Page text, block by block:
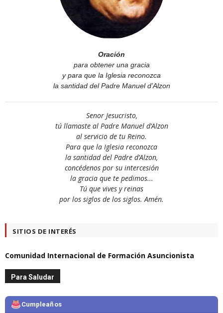
Oración
para obtener una gracia
y para que la Iglesia reconozca
la santidad del Padre Manuel d’Alzon
Senor Jesucristo,
tú llamaste al Padre Manuel d’Alzon
al servicio de tu Reino.
Para que la Iglesia reconozca
la santidad del Padre d’Alzon,
concédenos por su intercesión
la gracia que te pedimos...
Tú que vives y reinas
por los siglos de los siglos. Amén.
SITIOS DE INTERÉS
Comunidad Internacional de Formación Asuncionista
Para Saludar
Cumpleaños